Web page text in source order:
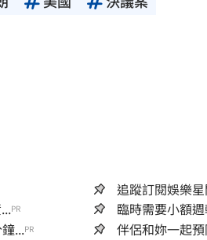
追蹤訂閱娛樂
PR 臨時需要小額
...PR 伴侶和妳一起